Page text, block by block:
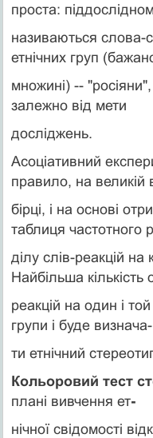
проста:
називаються слова-
етнічних груп
множині) --
залежно від мети
досліджень.
Асоціативний
правило, на великій
бірці, і на основі
таблиця частотного
ділу слів-реакцій
Найбільша кількість
реакцій на один і
групи і буде визнача-
ти етнічний
Кольоровий тест
плані вивчення ет-
нічної свідомості